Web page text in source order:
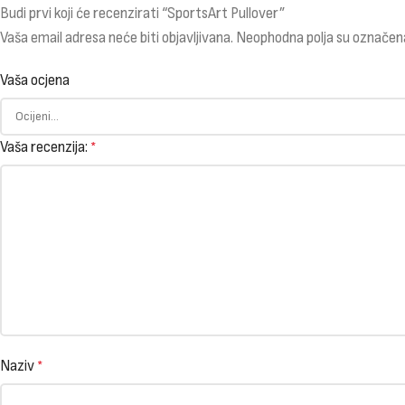
Budi prvi koji će recenzirati “SportsArt Pullover”
Vaša email adresa neće biti objavljivana. Neophodna polja su
Vaša ocjena
Vaša recenzija: *
Naziv *